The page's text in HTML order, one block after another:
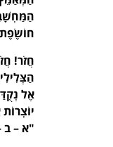
חוֹשֶׂפֶת
חֲזֹר!
אֶל
"א – ב